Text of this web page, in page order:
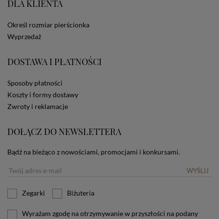
ze Sklepu bez zmiany ustawień w przeglądarce
zamieszczane w urządzeniu końcowym każdego
użytkownika. Jeżeli użytkownik nie wyraża zgody na
informacji o plikach cookies.
DLA KLIENTA
Określ rozmiar pierścionka
Wyprzedaż
DOSTAWA I PŁATNOŚCI
Sposoby płatności
Koszty i formy dostawy
Zwroty i reklamacje
DOŁĄCZ DO NEWSLETTERA
Bądź na bieżąco z nowościami, promocjami i konkursami.
WYŚLIJ
Zegarki Biżuteria
Wyrażam zgodę na otrzymywanie w przyszłości na podany